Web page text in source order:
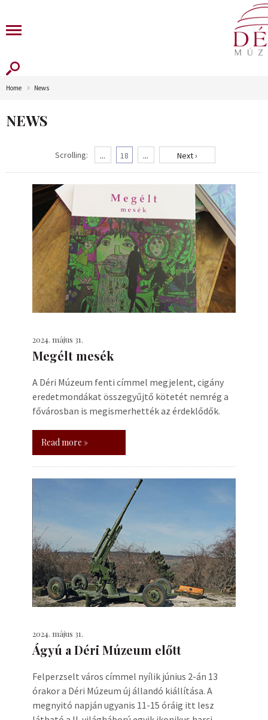
Home News
NEWS
Scrolling: ... 18 ... Next ›
2024. május 31.
Megélt mesék
A Déri Múzeum fenti címmel megjelent, cigány
eredetmondákat összegyűjtő kötetét nemrég a
fővárosban is megismerhették az érdeklődők.
Read more »
2024. május 31.
Ágyú a Déri Múzeum előtt
Felperzselt város címmel nyílik június 2-án 13
órakor a Déri Múzeum új állandó kiállítása. A
megnyitó napján ugyanis 11-15 óráig itt lesz